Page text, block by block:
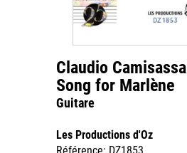
Claudio Camisassa
Song for Marlène
Guitare
Les Productions d'Oz